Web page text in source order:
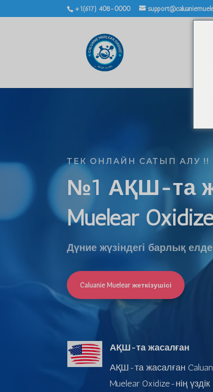
+1(617) 408-0000
ТЕК ОНЛАЙН САТЫП АЛУ !!
№1 АҚШ-та
Muelear
Дүние жүзіндегі барлық
Caluanie Muelear жеткізушісі
АҚШ-та жасалған
АҚШ-та жасалған
Muelear Oxidize-нің үздік